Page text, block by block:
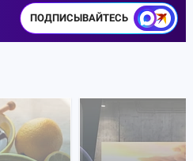
ПОДПИСЫВАЙТЕСЬ